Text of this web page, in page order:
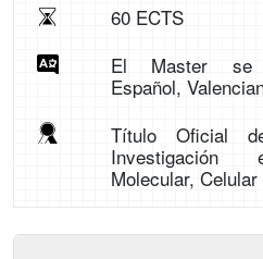
60 ECTS
El Master se
Español,
Título Oficial
Investigación
Molecular,